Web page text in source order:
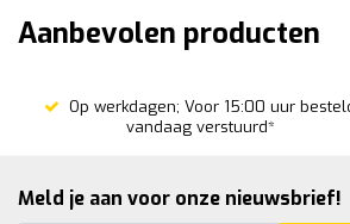
Aanbevolen producten
Op werkdagen; Voor 15:00 uur
vandaag verstuurd*
Meld je aan voor onze nieuwsbrief!